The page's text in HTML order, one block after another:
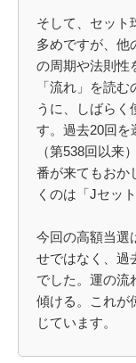
そして、セット
多めですが、他
の周期や法則性
「流れ」を読
うに、しばらく
す。過去20回を
（第538回以来
番が来てもおか
くのは「Jセッ
今回の高額当選
せではなく、過
でした。運の流
傾ける。これが
じています。